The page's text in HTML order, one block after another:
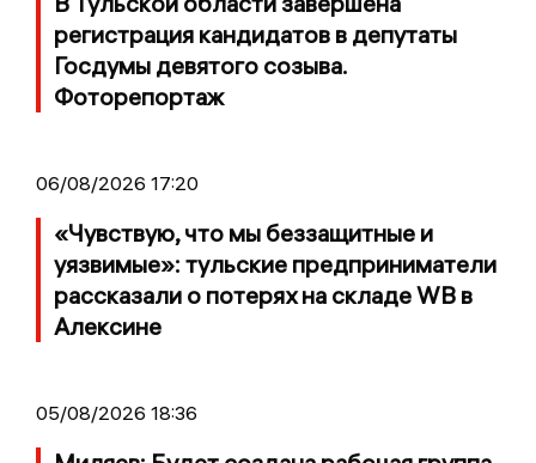
регистрация кандидатов в депутаты
Госдумы девятого созыва.
Фоторепортаж
06/08/2026 17:20
«Чувствую, что мы беззащитные и
уязвимые»: тульские предприниматели
рассказали о потерях на складе WB в
Алексине
05/08/2026 18:36